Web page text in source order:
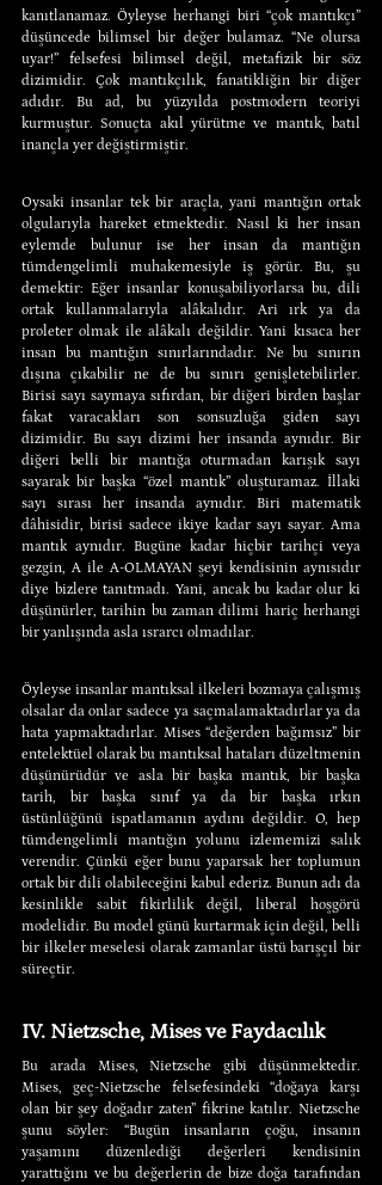
kanıtlanamaz. Öyleyse herhangi biri “çok mantıkçı”
düşüncede bilimsel bir değer bulamaz. “Ne olursa
uyar!” felsefesi bilimsel değil, metafizik bir söz
dizimidir. Çok mantıkçılık, fanatikliğin bir diğer
adıdır. Bu ad, bu yüzyılda postmodern teoriyi
kurmuştur. Sonuçta akıl yürütme ve mantık, batıl
inançla yer değiştirmiştir.
Oysaki insanlar tek bir araçla, yani mantığın ortak
olgularıyla hareket etmektedir. Nasıl ki her insan
eylemde bulunur ise her insan da mantığın
tümdengelimli muhakemesiyle iş görür. Bu, şu
demektir: Eğer insanlar konuşabiliyorlarsa bu, dili
ortak kullanmalarıyla alâkalıdır. Ari ırk ya da
proleter olmak ile alâkalı değildir. Yani kısaca her
insan bu mantığın sınırlarındadır. Ne bu sınırın
dışına çıkabilir ne de bu sınırı genişletebilirler.
Birisi sayı saymaya sıfırdan, bir diğeri birden başlar
fakat varacakları son sonsuzluğa giden sayı
dizimidir. Bu sayı dizimi her insanda aynıdır. Bir
diğeri belli bir mantığa oturmadan karışık sayı
sayarak bir başka “özel mantık” oluşturamaz. İllaki
sayı sırası her insanda aynıdır. Biri matematik
dâhisidir, birisi sadece ikiye kadar sayı sayar. Ama
mantık aynıdır. Bugüne kadar hiçbir tarihçi veya
gezgin, A ile A-OLMAYAN şeyi kendisinin aynısıdır
diye bizlere tanıtmadı. Yani, ancak bu kadar olur ki
düşünürler, tarihin bu zaman dilimi hariç herhangi
bir yanlışında asla ısrarcı olmadılar.
Öyleyse insanlar mantıksal ilkeleri bozmaya çalışmış
olsalar da onlar sadece ya saçmalamaktadırlar ya da
hata yapmaktadırlar. Mises “değerden bağımsız” bir
entelektüel olarak bu mantıksal hataları düzeltmenin
düşünürüdür ve asla bir başka mantık, bir başka
tarih, bir başka sınıf ya da bir başka ırkın
üstünlüğünü ispatlamanın aydını değildir. O, hep
tümdengelimli mantığın yolunu izlememizi salık
verendir. Çünkü eğer bunu yaparsak her toplumun
ortak bir dili olabileceğini kabul ederiz. Bunun adı da
kesinlikle sabit fikirlilik değil, liberal hoşgörü
modelidir. Bu model günü kurtarmak için değil, belli
bir ilkeler meselesi olarak zamanlar üstü barışçıl bir
süreçtir.
IV. Nietzsche, Mises ve Faydacılık
Bu arada Mises, Nietzsche gibi düşünmektedir.
Mises, geç-Nietzsche felsefesindeki “doğaya karşı
olan bir şey doğadır zaten” fikrine katılır. Nietzsche
şunu söyler: “Bugün insanların çoğu, insanın
yaşamını düzenlediği değerleri kendisinin
yarattığını ve bu değerlerin de bize doğa tarafından